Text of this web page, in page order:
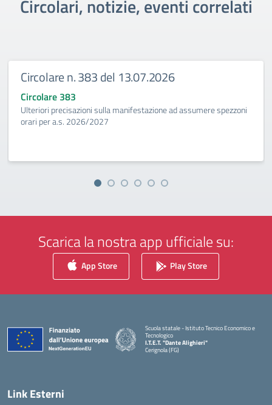
Circolari, notizie, eventi correlati
Circolare n. 383 del 13.07.2026
Circolare 383
Ulteriori precisazioni sulla manifestazione ad assumere spezzoni
orari per a.s. 2026/2027
Scarica la nostra app ufficiale su:
App Store Play Store
Scuola statale - Istituto Tecnico Economico e
Tecnologico
I.T.E.T. "Dante Alighieri"
Cerignola (FG)
— Visita la pagina iniziale della scuola
Link Esterni